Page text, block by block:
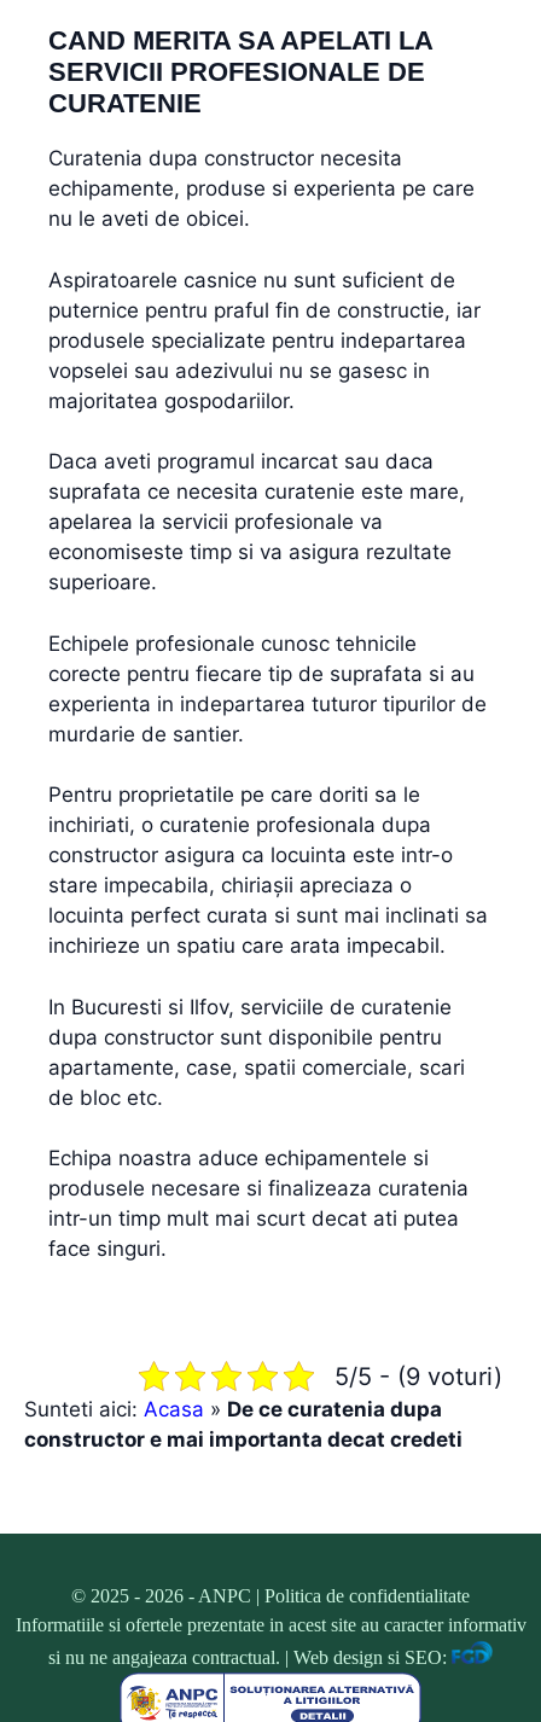
CAND MERITA SA APELATI LA
SERVICII PROFESIONALE DE
CURATENIE
Curatenia dupa constructor necesita
echipamente, produse si experienta pe care
nu le aveti de obicei.
Aspiratoarele casnice nu sunt suficient de
puternice pentru praful fin de constructie, iar
produsele specializate pentru indepartarea
vopselei sau adezivului nu se gasesc in
majoritatea gospodariilor.
Daca aveti programul incarcat sau daca
suprafata ce necesita curatenie este mare,
apelarea la servicii profesionale va
economiseste timp si va asigura rezultate
superioare.
Echipele profesionale cunosc tehnicile
corecte pentru fiecare tip de suprafata si au
experienta in indepartarea tuturor tipurilor de
murdarie de santier.
Pentru proprietatile pe care doriti sa le
inchiriati, o curatenie profesionala dupa
constructor asigura ca locuinta este intr-o
stare impecabila, chiriaşii apreciaza o
locuinta perfect curata si sunt mai inclinati sa
inchirieze un spatiu care arata impecabil.
In Bucuresti si Ilfov, serviciile de curatenie
dupa constructor sunt disponibile pentru
apartamente, case, spatii comerciale, scari
de bloc etc.
Echipa noastra aduce echipamentele si
produsele necesare si finalizeaza curatenia
intr-un timp mult mai scurt decat ati putea
face singuri.
5/5 - (9 voturi)
Sunteti aici: Acasa » De ce curatenia dupa
constructor e mai importanta decat credeti
© 2025 - 2026 - ANPC | Politica de confidentialitate
Informatiile si ofertele prezentate in acest site au caracter informativ
si nu ne angajeaza contractual. | Web design si SEO: